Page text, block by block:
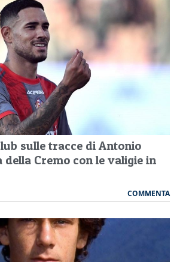
sulle tracce di Antonio
della Cremo con le valigie in
COMMENTA